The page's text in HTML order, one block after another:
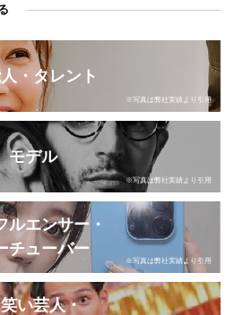
・タレント
※写真は弊社実績より引用
モデル
※写真は弊社実績より引用
ルエンサー・
チューバー
※写真は弊社実績より引用
い芸人・